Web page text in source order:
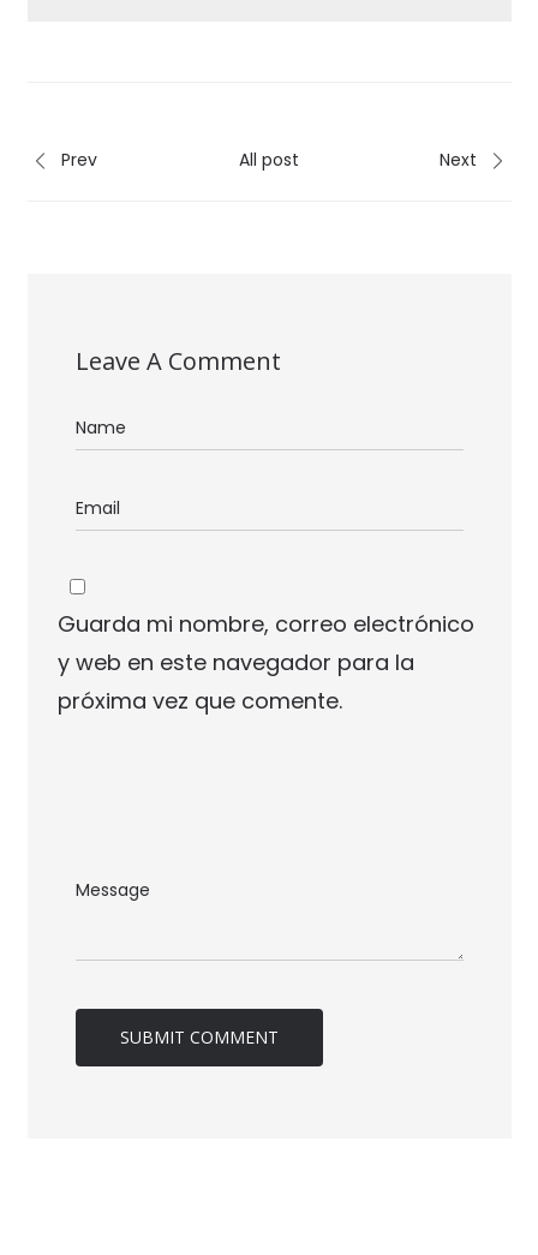
Prev All post Next
Leave A Comment
Guarda mi nombre, correo electrónico
y web en este navegador para la
próxima vez que comente.